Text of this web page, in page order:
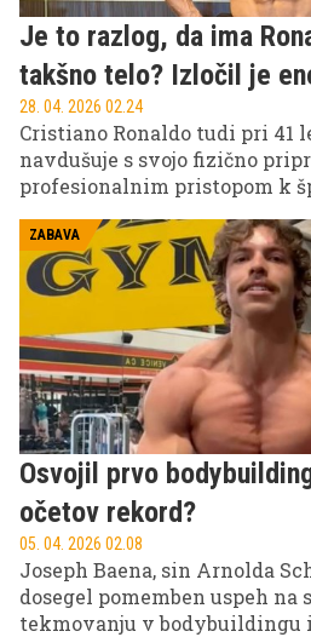
Je to razlog, da ima
takšno telo? Izločil je
28. 04. 2026 02.24
Cristiano Ronaldo tudi pri 41
navdušuje s svojo fizično
profesionalnim pristopom k
ZABAVA
Osvojil prvo
očetov rekord?
05. 04. 2026 02.08
Joseph Baena, sin Arnolda
dosegel pomemben uspeh na
tekmovanju v bodybuildingu